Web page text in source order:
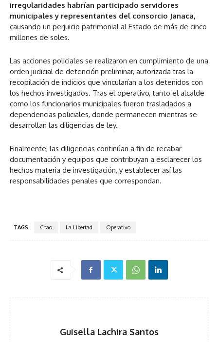
irregularidades habrían participado servidores
municipales y representantes del consorcio Janaca,
causando un perjuicio patrimonial al Estado de más de cinco
millones de soles.
Las acciones policiales se realizaron en cumplimiento de una
orden judicial de detención preliminar, autorizada tras la
recopilación de indicios que vincularían a los detenidos con
los hechos investigados. Tras el operativo, tanto el alcalde
como los funcionarios municipales fueron trasladados a
dependencias policiales, donde permanecen mientras se
desarrollan las diligencias de ley.
Finalmente, las diligencias continúan a fin de recabar
documentación y equipos que contribuyan a esclarecer los
hechos materia de investigación, y establecer así las
responsabilidades penales que correspondan.
TAGS Chao La Libertad Operativo
Guisella Lachira Santos